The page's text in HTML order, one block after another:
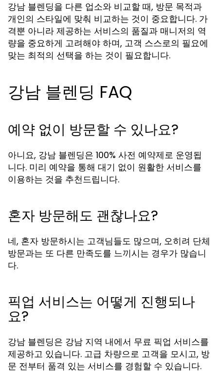
강남 블렌딩을 다른 업소와 비교할 때, 방문 목적과
개인의 스타일에 맞춰 비교하는 것이 중요합니다. 가
격뿐 아니라 제공하는 서비스의 품질과 매니저의 역
량을 중요하게 고려해야 하며, 고객 스스로의 필요에
맞는 최적의 선택을 하는 것이 필요합니다.
강남 블렌딩 FAQ
예약 없이 방문할 수 있나요?
아니요, 강남 블렌딩은 100% 사전 예약제로 운영됩
니다. 미리 예약을 통해 대기 없이 원활한 서비스를
이용하는 것을 추천드립니다.
혼자 방문해도 괜찮나요?
네, 혼자 방문하시는 고객님들도 많으며, 오히려 단체
방문과는 또 다른 만족도를 느끼시는 경우가 많습니
다.
픽업 서비스는 어떻게 진행되나
요?
강남 블렌딩은 강남 지역 내에서 무료 픽업 서비스를
제공하고 있습니다. 고급 차량으로 고객을 모시고, 방
문 전부터 품격 있는 서비스를 경험할 수 있습니다.